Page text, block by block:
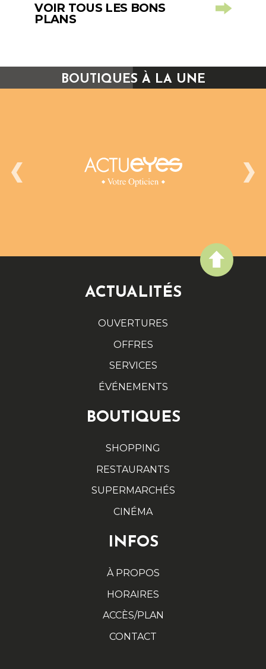
VOIR TOUS LES BONS
PLANS
BOUTIQUES À LA UNE
ACTUALITÉS
OUVERTURES
OFFRES
SERVICES
ÉVÉNEMENTS
BOUTIQUES
SHOPPING
RESTAURANTS
SUPERMARCHÉS
CINÉMA
INFOS
À PROPOS
HORAIRES
ACCÈS/PLAN
CONTACT